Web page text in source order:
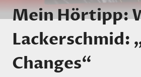
Mein Hörtipp:
Lackerschmid:
Changes“